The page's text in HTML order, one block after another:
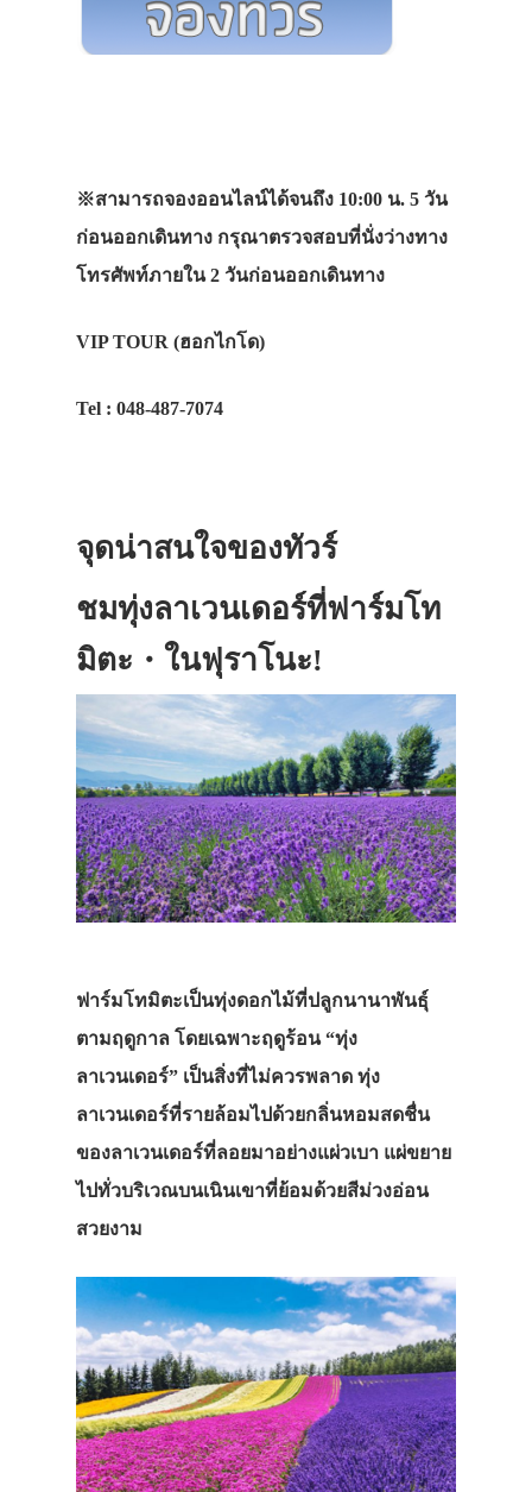
※สามารถจองออนไลน์ได้จนถึง 10:00 น. 5 วัน
ก่อนออกเดินทาง กรุณาตรวจสอบที่นั่งว่างทาง
โทรศัพท์ภายใน 2 วันก่อนออกเดินทาง
VIP TOUR (ฮอกไกโด)
Tel : 048-487-7074
จุดน่าสนใจของทัวร์
ชมทุ่งลาเวนเดอร์ที่ฟาร์มโท
มิตะ・ในฟุราโนะ!
ฟาร์มโทมิตะเป็นทุ่งดอกไม้ที่ปลูกนานาพันธุ์
ตามฤดูกาล โดยเฉพาะฤดูร้อน “ทุ่ง
ลาเวนเดอร์” เป็นสิ่งที่ไม่ควรพลาด ทุ่ง
ลาเวนเดอร์ที่รายล้อมไปด้วยกลิ่นหอมสดชื่น
ของลาเวนเดอร์ที่ลอยมาอย่างแผ่วเบา แผ่ขยาย
ไปทั่วบริเวณบนเนินเขาที่ย้อมด้วยสีม่วงอ่อน
สวยงาม